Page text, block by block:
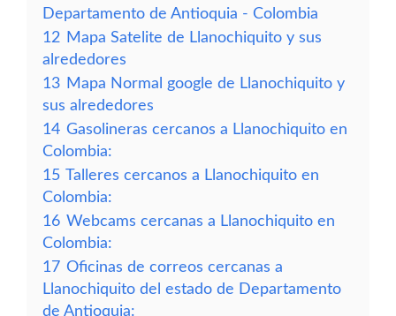
Departamento de Antioquia - Colombia
12 Mapa Satelite de Llanochiquito y sus
alrededores
13 Mapa Normal google de Llanochiquito y
sus alrededores
14 Gasolineras cercanos a Llanochiquito en
Colombia:
15 Talleres cercanos a Llanochiquito en
Colombia:
16 Webcams cercanas a Llanochiquito en
Colombia:
17 Oficinas de correos cercanas a
Llanochiquito del estado de Departamento
de Antioquia: